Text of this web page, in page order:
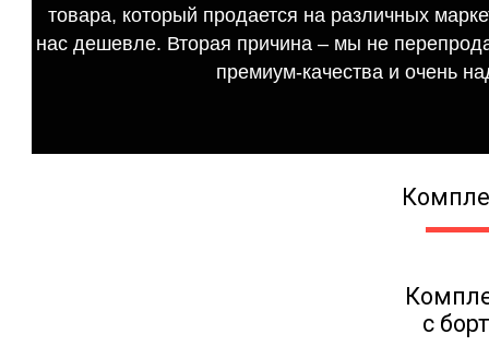
товара, который продается на различных
нас дешевле. Вторая причина – мы не
премиум-качества и очень
с